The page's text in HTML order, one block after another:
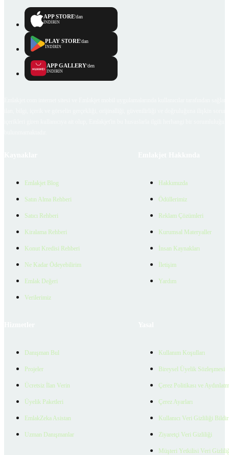
APP STORE'dan
İNDİRİN
PLAY STORE'dan
İNDİRİN
APP GALLERY'den
İNDİRİN
Emlakjet Blog
Satın Alma Rehberi
Satıcı Rehberi
Kiralama Rehberi
Konut Kredisi Rehberi
Ne Kadar Ödeyebilirim
Emlak Değeri
Verilerimiz
Hakkımızda
Ödüllerimiz
Reklam Çözümleri
Kurumsal Materyaller
İnsan Kaynakları
İletişim
Yardım
Danışman Bul
Projeler
Ücretsiz İlan Verin
Üyelik Paketleri
EmlakZeka Asistan
Uzman Danışmanlar
Kullanım Koşulları
Bireysel Üyelik Sözleşmesi
Çerez Politikası ve
Çerez Ayarları
Kullanıcı Veri Gizliliği
Ziyaretçi Veri Gizliliği
Müşteri Yetkilisi Veri